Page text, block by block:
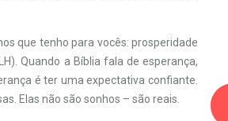
que tenho para vocês: prosperidade
Quando a Bíblia fala de esperança,
é ter uma expectativa confiante.
Elas não são sonhos – são reais.